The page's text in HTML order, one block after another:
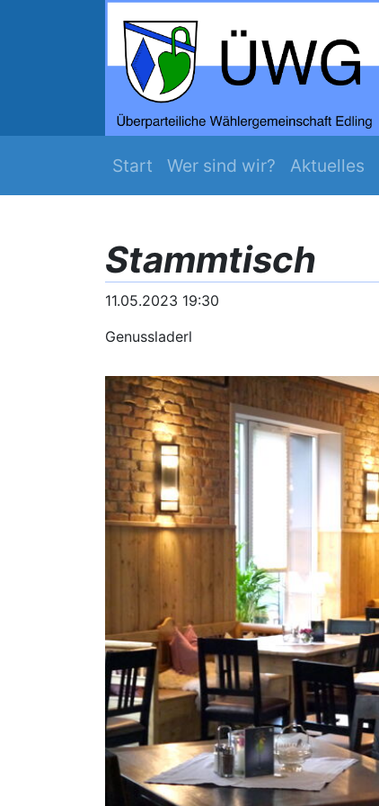
WERDS ...
Mehr Edling
Start Wer sind wir? Aktuelles
Stammtisch
11.05.2023 19:30
Genussladerl